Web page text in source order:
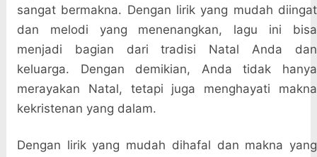
sangat bermakna. Dengan lirik yang mudah diingat
dan melodi yang menenangkan, lagu ini bisa
menjadi bagian dari tradisi Natal Anda dan
keluarga. Dengan demikian, Anda tidak hanya
merayakan Natal, tetapi juga menghayati makna
kekristenan yang dalam.
Dengan lirik yang mudah dihafal dan makna yang